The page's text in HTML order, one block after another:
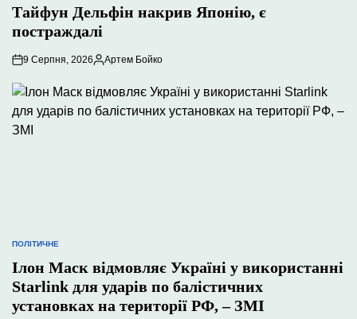
У
Тайфун Дельфін накрив Японію, є
постраждалі
9 Серпня, 2026
Опубліковано
Артем Бойко
ОПУБЛІКУВАТИ
У
ПОЛІТИЧНЕ
Ілон Маск відмовляє Україні у використанні
Starlink для ударів по балістичних
установках на території РФ, – ЗМІ